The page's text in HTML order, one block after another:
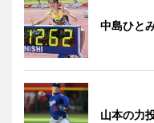
中島ひと
山本の力